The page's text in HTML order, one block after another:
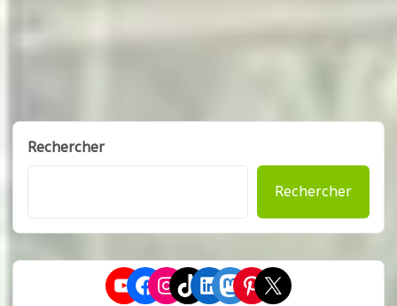
Rechercher
Rechercher
YouTube
Facebook
Instagram
TikTok
LinkedIn
Mastodon
Pinterest
X